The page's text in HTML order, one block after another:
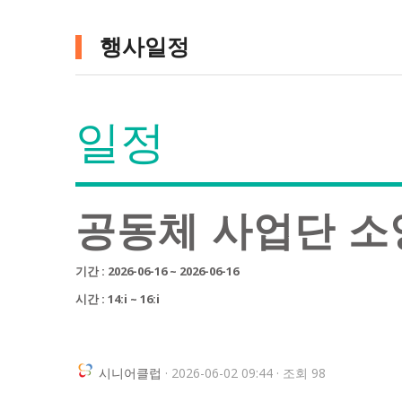
행사일정
일정
공동체 사업단 소
기간 : 2026-06-16 ~ 2026-06-16
시간 : 14:i ~ 16:i
시니어클럽 · 2026-06-02 09:44 · 조회 98